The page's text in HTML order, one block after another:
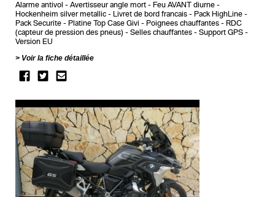
Alarme antivol Avertisseur angle mort
Feu AVANT diurne
Hockenheim silver metallic
Livret de bord francais
Pack HighLine
Pack Securite
Platine Top Case Givi Poignees chauffantes
RDC
(capteur de pression des pneus)
Selles chauffantes
Support GPS
Version EU
Voir la fiche détaillée